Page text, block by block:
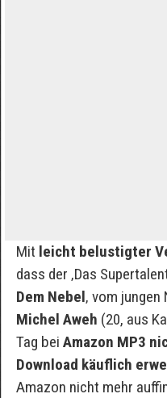
Mit leicht belustigter
dass der ‚Das
Dem Nebel‚ vom
Michel Aweh (20, aus
Tag bei Amazon MP3
Download käuflich
Amazon nicht mehr